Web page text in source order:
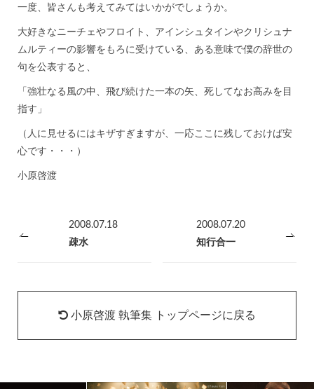
一度、皆さんも考えてみてはいかがでしょうか。
大好きなニーチェやフロイト、アインシュタインやクリシュナ
ムルティーの影響をもろに受けている、ある意味で僕の辞世の
句を公表すると、
「強壮なる風の中、飛び続けた一本の矢、死してなお高みを目
指す」
（人に見せるにはキザすぎますが、一応ここに残しておけば安
心です・・・）
小原啓渡
2008.07.18
疎水
2008.07.20
知行合一
小原啓渡 執筆集 トップページに戻る